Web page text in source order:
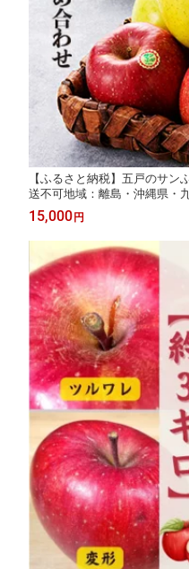
【ふるさと納税】五戸のサ
送不可地域：離島・沖縄県・
15,000 円